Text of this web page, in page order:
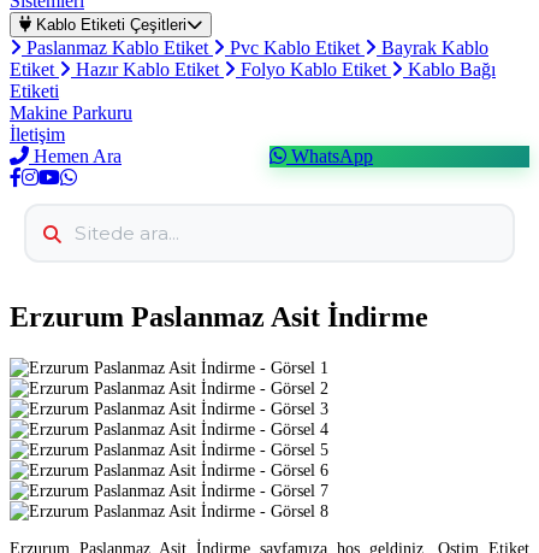
Kablo Etiketi Çeşitleri
Paslanmaz Kablo Etiket Pvc Kablo Etiket
Bayrak Kablo
Etiket
Hazır Kablo Etiket Folyo Kablo Etiket
Kablo Bağı
Etiketi
Makine Parkuru
İletişim
Hemen Ara
WhatsApp
Erzurum Paslanmaz Asit İndirme
Erzurum Paslanmaz Asit İndirme sayfamıza hoş geldiniz. Ostim Etiket